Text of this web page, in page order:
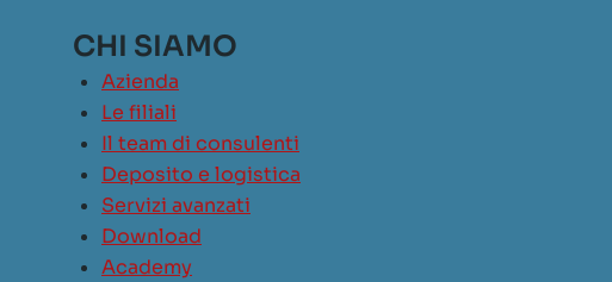
CHI SIAMO
Azienda
Le filiali
Il team di consulenti
Deposito e logistica
Servizi avanzati
Download
Academy